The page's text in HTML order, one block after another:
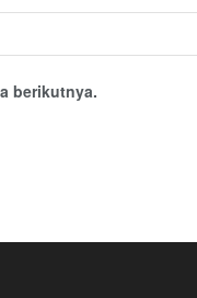
berikutnya.